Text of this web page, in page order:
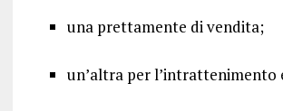
una prettamente di vendita;
un’altra per l’intrattenimento